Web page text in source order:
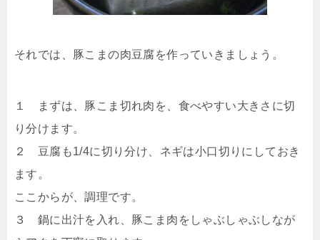
それでは、豚こまの肉豆腐を作っていきましょう。
１ まずは、豚こま切れ肉を、食べやすい大きさに切
り分けます。
２ 豆腐も1/4に切り分け、ネギは小口切りにしておき
ます。
ここからが、調理です。
３ 鍋に出汁を入れ、豚こま肉をしゃぶしゃぶしなが